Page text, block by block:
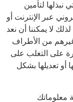
لتأمين
عبر الإنترنت أو
تخزين المعلومات آمنًا بنسبة 100%، لذلك لا يمكننا أن نعد
غيرهم من الأطراف
على التغلب على
أو تعديلها بشكل
معلوماتك